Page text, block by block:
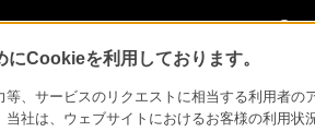
Cookieを利用しております。
、サービスのリクエストに相当する利用者
社は、ウェブサイトにおけるお客様の利用